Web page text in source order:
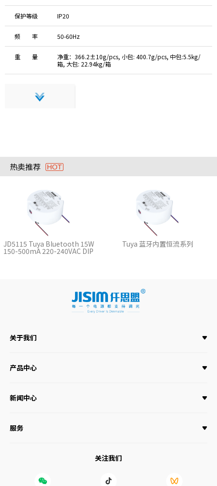
保护等级 IP20
频 率 50-60Hz
重 量
净重：366.2±10g/pcs, 小包: 400.7g/pcs, 中包:5.5kg/
箱, 大包: 22.94kg/箱
热卖推荐
JD5115 Tuya Bluetooth 15W
150-500mA 220-240VAC DIP
Tuya 蓝牙内置恒流系列
关于我们
产品中心
新闻中心
服务
关注我们